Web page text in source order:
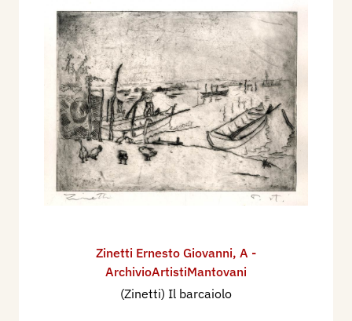
Zinetti Ernesto Giovanni, A -
ArchivioArtistiMantovani
(Zinetti) Il barcaiolo